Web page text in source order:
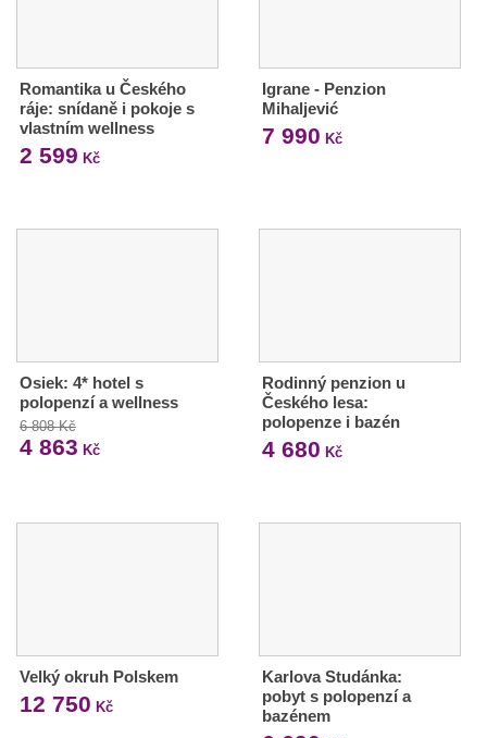
Romantika u Českého
ráje: snídaně i pokoje s
vlastním wellness
2 599 Kč
Igrane - Penzion
Mihaljević
7 990 Kč
Osiek: 4* hotel s
polopenzí a wellness
6 808 Kč
4 863 Kč
Rodinný penzion u
Českého lesa:
polopenze i bazén
4 680 Kč
Velký okruh Polskem
12 750 Kč
Karlova Studánka:
pobyt s polopenzí a
bazénem